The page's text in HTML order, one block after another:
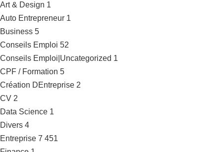
Art & Design 1
Auto Entrepreneur 1
Business 5
Conseils Emploi 52
Conseils Emploi|Uncategorized 1
CPF / Formation 5
Création DEntreprise 2
CV 2
Data Science 1
Divers 4
Entreprise 7 451